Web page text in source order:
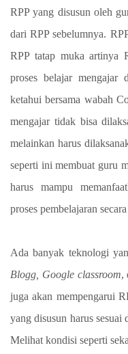
RPP yang disusun oleh
dari RPP sebelumnya.
RPP tatap muka artinya
proses belajar
ketahui bersama wabah
mengajar tidak bisa
melainkan harus
seperti ini membuat guru
harus mampu
proses pembelajaran
Ada banyak teknologi
Blogg, Google classroom,
juga akan mempengarui
yang disusun harus
Melihat kondisi seperti